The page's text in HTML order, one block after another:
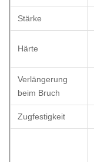
Stärke
Härte
Verlängerung
beim Bruch
Zugfestigkeit